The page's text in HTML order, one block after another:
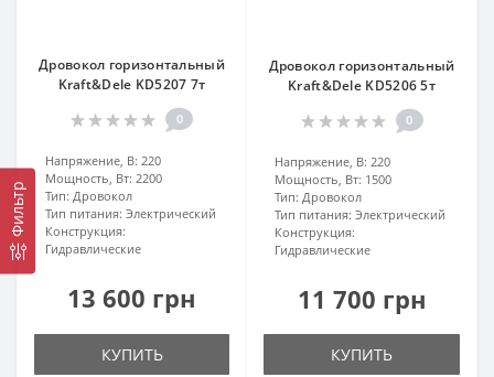
Фильтр
Дровокол горизонтальный
Kraft&Dele KD5207 7т
0
Напряжение, В: 220
Мощность, Вт: 2200
Тип: Дровокол
Тип питания: Электрический
Конструкция:
Гидравлические
13 600 грн
КУПИТЬ
Дровокол горизонтальный
Kraft&Dele KD5206 5т
0
Напряжение, В: 220
Мощность, Вт: 1500
Тип: Дровокол
Тип питания: Электрический
Конструкция:
Гидравлические
11 700 грн
КУПИТЬ